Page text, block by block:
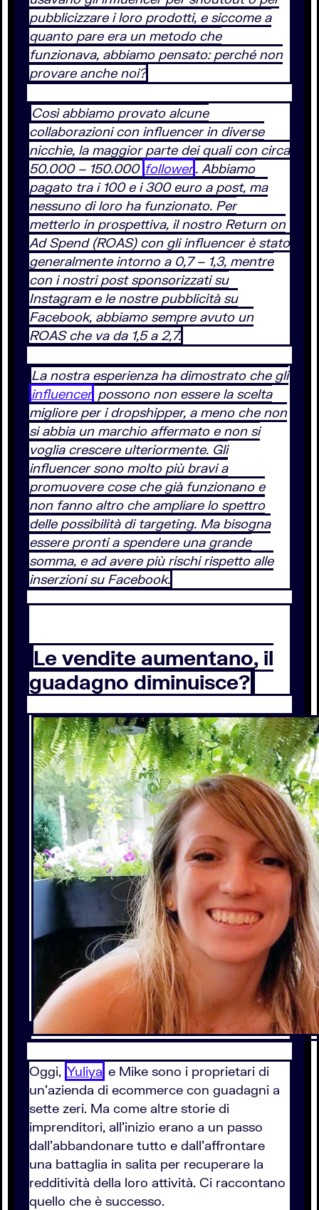
pubblicizzare i loro prodotti, e siccome a
quanto pare era un metodo che
funzionava, abbiamo pensato: perché non
provare anche noi?
Così abbiamo provato alcune
collaborazioni con influencer in diverse
nicchie, la maggior parte dei quali con circa
50.000 – 150.000 follower. Abbiamo
pagato tra i 100 e i 300 euro a post, ma
nessuno di loro ha funzionato. Per
metterlo in prospettiva, il nostro Return on
Ad Spend (ROAS) con gli influencer è stato
generalmente intorno a 0,7 – 1,3, mentre
con i nostri post sponsorizzati su
Instagram e le nostre pubblicità su
Facebook, abbiamo sempre avuto un
ROAS che va da 1,5 a 2,7.
La nostra esperienza ha dimostrato che gli
influencer possono non essere la scelta
migliore per i dropshipper, a meno che non
si abbia un marchio affermato e non si
voglia crescere ulteriormente. Gli
influencer sono molto più bravi a
promuovere cose che già funzionano e
non fanno altro che ampliare lo spettro
delle possibilità di targeting. Ma bisogna
essere pronti a spendere una grande
somma, e ad avere più rischi rispetto alle
inserzioni su Facebook.
Le vendite aumentano, il
guadagno diminuisce?
Oggi, Yuliya e Mike sono i proprietari di
un’azienda di ecommerce con guadagni a
sette zeri. Ma come altre storie di
imprenditori, all’inizio erano a un passo
dall’abbandonare tutto e dall’affrontare
una battaglia in salita per recuperare la
redditività della loro attività. Ci raccontano
quello che è successo.